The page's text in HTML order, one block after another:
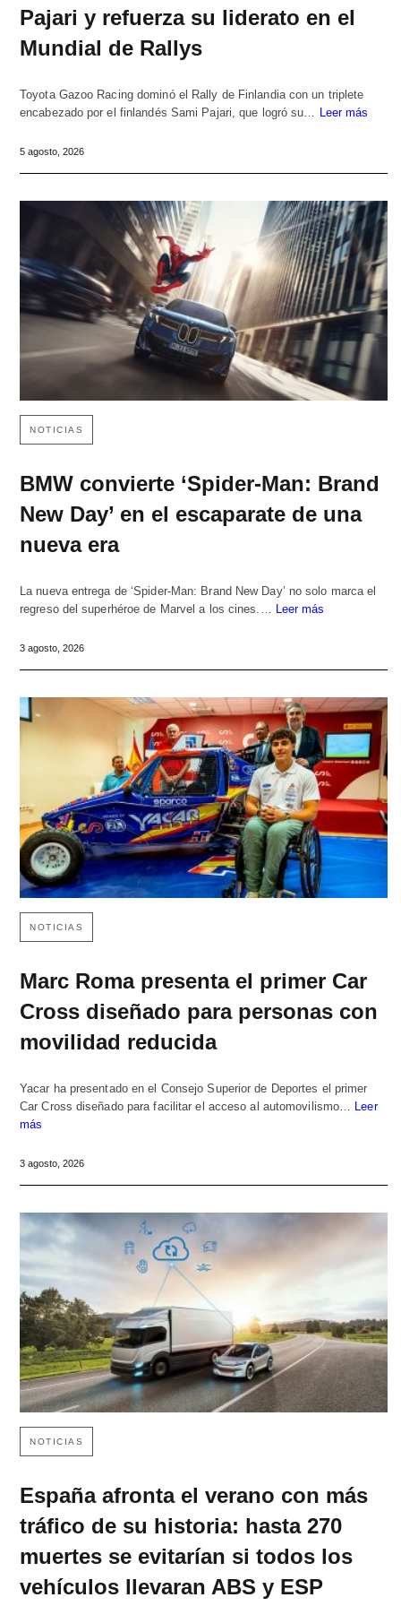
Pajari y refuerza su liderato en el
Mundial de Rallys
Toyota Gazoo Racing dominó el Rally de Finlandia con un triplete
encabezado por el finlandés Sami Pajari, que logró su…
Leer más
5 agosto, 2026
NOTICIAS
BMW convierte ‘Spider-Man: Brand
New Day’ en el escaparate de una
nueva era
La nueva entrega de ‘Spider-Man: Brand New Day’ no solo marca el
regreso del superhéroe de Marvel a los cines.… Leer más
3 agosto, 2026
NOTICIAS
Marc Roma presenta el primer Car
Cross diseñado para personas con
movilidad reducida
Yacar ha presentado en el Consejo Superior de Deportes el primer
Car Cross diseñado para facilitar el acceso al automovilismo… Leer
más
3 agosto, 2026
NOTICIAS
España afronta el verano con más
tráfico de su historia: hasta 270
muertes se evitarían si todos los
vehículos llevaran ABS y ESP